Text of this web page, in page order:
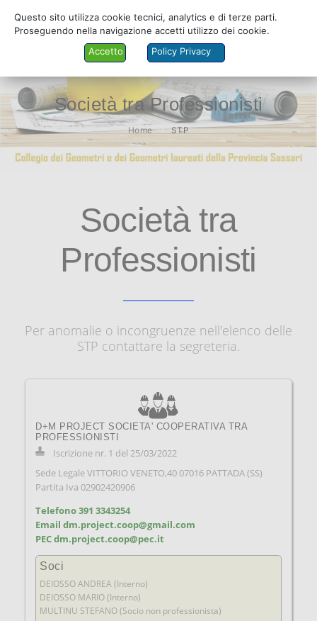
COLLEGIO
ALBO
PRATICANTI
FORMAZIONE
SEGRETERIA
AREA RISERVATA
Società tra Professionisti
Home STP
Società tra
Professionisti
Per anomalie o incongruenze nell'elenco delle
STP contattare la segreteria.
D+M PROJECT SOCIETA' COOPERATIVA TRA
PROFESSIONISTI
Iscrizione nr. 1 del 25/03/2022
Sede Legale VITTORIO VENETO,40 07016 PATTADA (SS)
Partita Iva 02902420906
Telefono 391 3343254
Email dm.project.coop@gmail.com
PEC dm.project.coop@pec.it
Soci
DEIOSSO ANDREA (Interno)
DEIOSSO MARIO (Interno)
MULTINU STEFANO (Socio non professionista)
Questo sito utilizza cookie tecnici, analytics e di terze parti.
Proseguendo nella navigazione accetti utilizzo dei cookie.
Policy Privacy
Accetto